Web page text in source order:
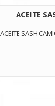
ACEITE
ACEITE SASH